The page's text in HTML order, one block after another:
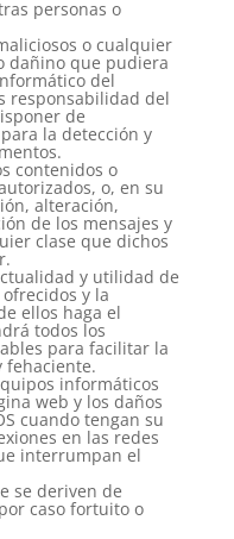
personas o
o cualquier
dañino que pudiera
del
responsabilidad del
de
la detección y
contenidos o
o, en su
alteración,
de los mensajes y
clase que dichos
y utilidad de
y la
ellos haga el
todos los
para facilitar la
fehaciente.
informáticos
web y los daños
cuando tengan su
en las redes
interrumpan el
se deriven de
caso fortuito o